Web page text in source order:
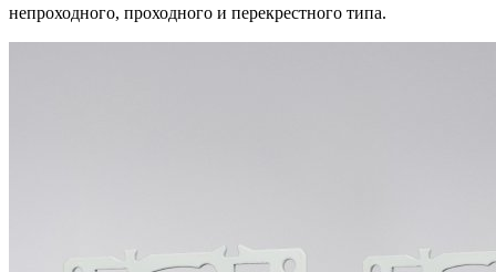
непроходного, проходного и перекрестного типа.